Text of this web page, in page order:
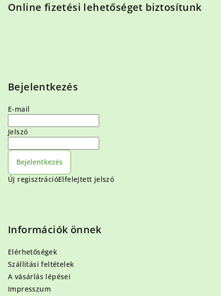
Online fizetési lehetőséget biztosítunk
Bejelentkezés
E-mail
Jelszó
Bejelentkezés
Új regisztrációElfelejtett jelszó
Információk önnek
Elérhetőségek
Szállítási feltételek
A vásárlás lépései
Impresszum